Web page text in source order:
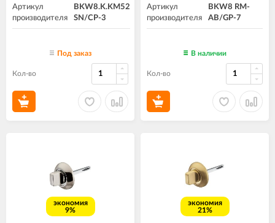
Артикул
производителя
BKW8.K.KM52
SN/CP-3
Под заказ
Кол-во
Артикул
производителя
BKW8 RM-
AB/GP-7
В наличии
Кол-во
экономия
9%
экономия
21%